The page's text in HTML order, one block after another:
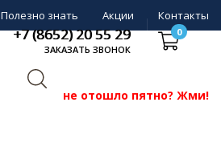
Полезно знать Акции Контакты
+7 (8652) 20 55 29
ЗАКАЗАТЬ ЗВОНОК
0
не отошло пятно? Жми!